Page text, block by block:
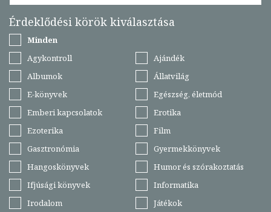
Érdeklődési körök kiválasztása
Minden
Agykontroll
Ajándék
Albumok
Állatvilág
E-könyvek
Egészség, életmód
Emberi kapcsolatok
Erotika
Ezoterika
Film
Gasztronómia
Gyermekkönyvek
Hangoskönyvek
Humor és szórakoztatás
Ifjúsági könyvek
Informatika
Irodalom
Játékok